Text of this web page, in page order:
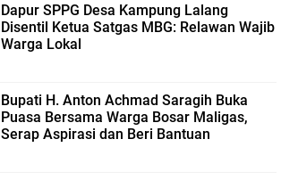
Dapur SPPG Desa Kampung Lalang
Disentil Ketua Satgas MBG: Relawan Wajib
Warga Lokal
Bupati H. Anton Achmad Saragih Buka
Puasa Bersama Warga Bosar Maligas,
Serap Aspirasi dan Beri Bantuan